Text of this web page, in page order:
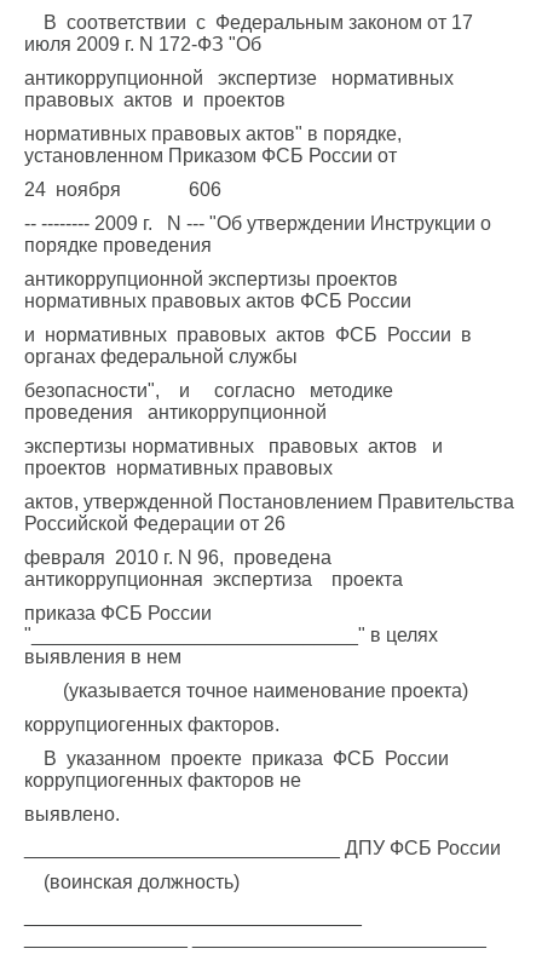
В соответствии с Федеральным законом от 17
июля 2009 г. N 172-ФЗ "Об
антикоррупционной экспертизе нормативных
правовых актов и проектов
нормативных правовых актов" в порядке,
установленном Приказом ФСБ России от
24 ноября 606
-- -------- 2009 г. N --- "Об утверждении Инструкции о
порядке проведения
антикоррупционной экспертизы проектов
нормативных правовых актов ФСБ России
и нормативных правовых актов ФСБ России в
органах федеральной службы
безопасности", и согласно методике
проведения антикоррупционной
экспертизы нормативных правовых актов и
проектов нормативных правовых
актов, утвержденной Постановлением Правительства
Российской Федерации от 26
февраля 2010 г. N 96, проведена
антикоррупционная экспертиза проекта
приказа ФСБ России
"______________________________" в целях
выявления в нем
(указывается точное наименование проекта)
коррупциогенных факторов.
В указанном проекте приказа ФСБ России
коррупциогенных факторов не
выявлено.
_____________________________ ДПУ ФСБ России
(воинская должность)